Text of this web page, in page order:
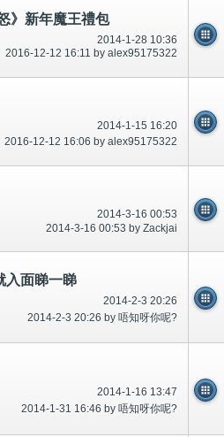
》新年魔王禮包
2014-1-28 10:36
2016-12-12 16:11 by alex95175322
2014-1-15 16:20
2016-12-12 16:06 by alex95175322
2014-3-16 00:53
2014-3-16 00:53 by Zackjai
入面睇一睇
2014-2-3 20:26
2014-2-3 20:26 by 唔知呀你呢?
2014-1-16 13:47
2014-1-31 16:46 by 唔知呀你呢?